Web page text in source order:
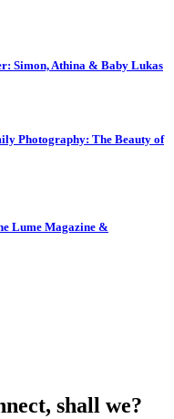
Simon, Athina & Baby Lukas
Photography: The Beauty of
Lume Magazine &
shall we?